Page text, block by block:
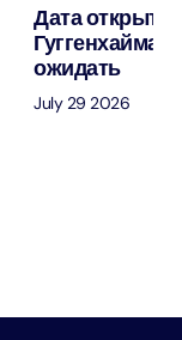
Дата
Гуггенхайма
ожидать
July 29 2026